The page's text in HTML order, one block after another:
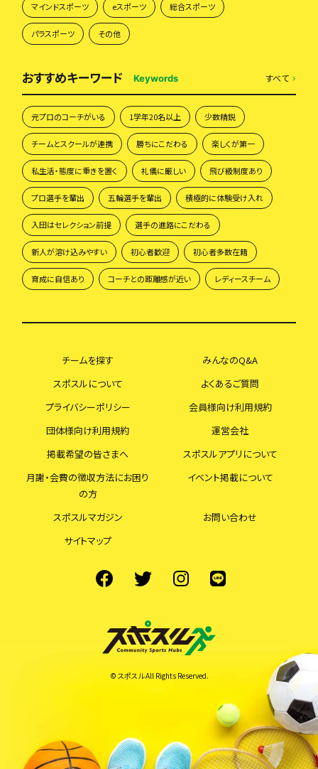
マインドスポーツ eスポーツ 総合スポーツ
パラスポーツ その他
おすすめキーワード Keywords すべて
元プロのコーチがいる 1学年20名以上 少数精鋭
チームとスクールが連携 勝ちにこだわる 楽しくが第一
私生活・態度に重きを置く 礼儀に厳しい 飛び級制度あり
プロ選手を輩出 五輪選手を輩出 積極的に体験受け入れ
入団はセレクション前提 選手の進路にこだわる
新人が溶け込みやすい 初心者歓迎 初心者多数在籍
育成に自信あり コーチとの距離感が近い レディースチーム
© スポスル All Rights Reserved.
チームを探す
みんなのQ&A
スポスルについて
よくあるご質問
プライバシーポリシー
会員様向け利用規約
団体様向け利用規約
運営会社
掲載希望の皆さまへ
スポスルアプリについて
月謝・会費の徴収方法にお困り
の方
イベント掲載について
スポスルマガジン
お問い合わせ
サイトマップ